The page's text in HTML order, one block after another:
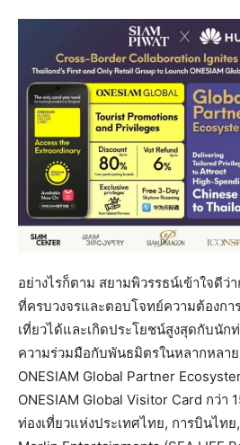
อย่างไรก็ตาม สยามพิวรรธน์เข้าใจดีว่
ที่ครบวงจรและตอบโจทย์ความต้องก
เที่ยวได้และเกิดประโยชน์สูงสุดกับนักท่
ความร่วมมือกับพันธมิตรในหลากหลา
ONESIAM Global Partner
ONESIAM Global Visitor Card กว่า
ท่องเที่ยวแห่งประเทศไทย, การบินไท